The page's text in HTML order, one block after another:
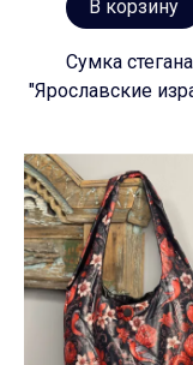
В корзину
Сумка
"Ярославские